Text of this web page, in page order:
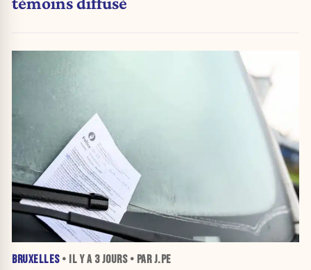
BRUXELLES• IL Y A 3 JOURS• PAR J.PE